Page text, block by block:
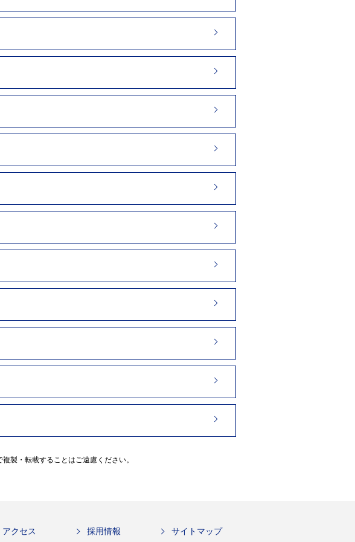
製・転載することはご遠慮ください。
アクセス 採用情報 サイトマップ